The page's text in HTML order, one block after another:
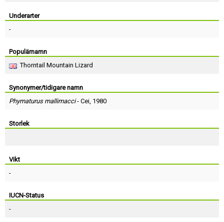
Underarter
-
Populärnamn
Thorntail Mountain Lizard
Synonymer/tidigare namn
Phymaturus mallimacci- Cei, 1980
Storlek
Vikt
-
IUCN-Status
-